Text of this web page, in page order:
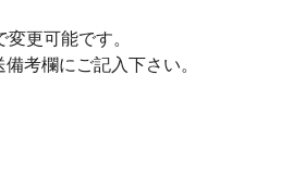
更可能です。
考欄にご記入下さい。